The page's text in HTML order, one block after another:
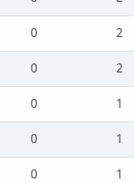
0
2
0
2
0
1
0
1
0
1